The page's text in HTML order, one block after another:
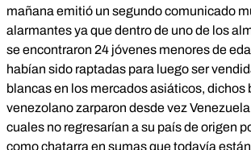
mañana emitió un segundo comunicado
alarmantes ya que dentro de uno de los
se encontraron 24 jóvenes menores de
habían sido raptadas para luego ser
blancas en los mercados asiáticos, dichos
venezolano zarparon desde vez
cuales no regresarían a su país de origen
como chatarra en sumas que todavía